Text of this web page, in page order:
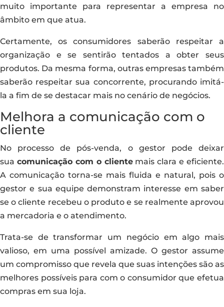
muito importante para representar a empresa no
âmbito em que atua.
Certamente, os consumidores saberão respeitar a
organização e se sentirão tentados a obter seus
produtos. Da mesma forma, outras empresas também
saberão respeitar sua concorrente, procurando imitá-
la a fim de se destacar mais no cenário de negócios.
Melhora a comunicação com o
cliente
No processo de pós-venda, o gestor pode deixar
sua comunicação com o clientemais clara e eficiente.
A comunicação torna-se mais fluida e natural, pois o
gestor e sua equipe demonstram interesse em saber
se o cliente recebeu o produto e se realmente aprovou
a mercadoria e o atendimento.
Trata-se de transformar um negócio em algo mais
valioso, em uma possível amizade. O gestor assume
um compromisso que revela que suas intenções são as
melhores possíveis para com o consumidor que efetua
compras em sua loja.